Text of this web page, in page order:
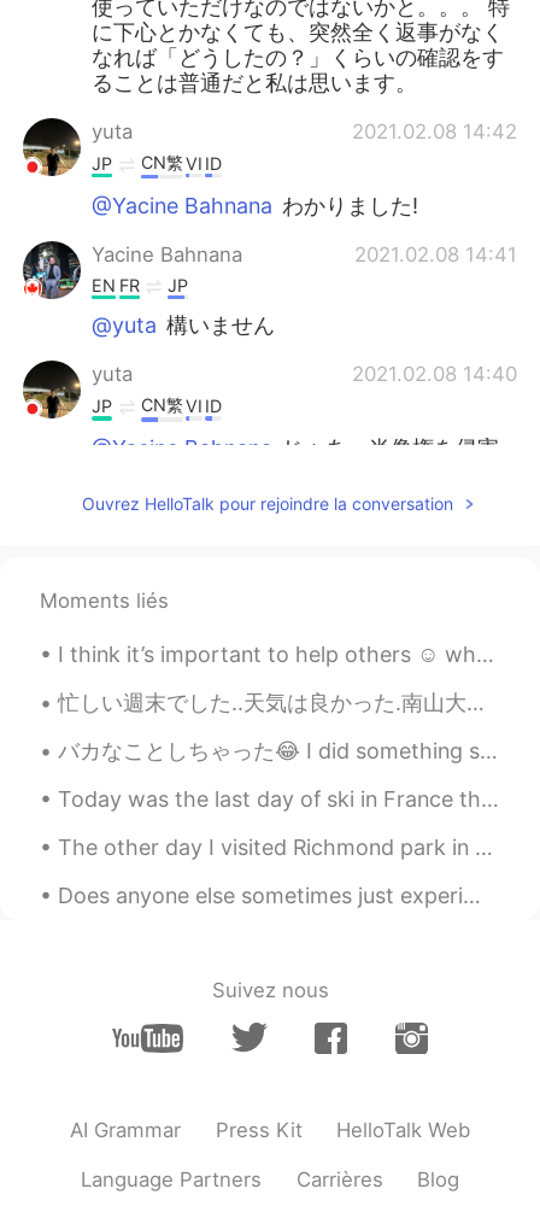
使っていただけなのではないかと。。。 特
に下心とかなくても、突然全く返事がなく
なれば「どうしたの？」くらいの確認をす
ることは普通だと私は思います。
yuta 2021.02.08 14:42
JP CN繁VI ID
@Yacine Bahnana わかりました!
Yacine Bahnana 2021.02.08 14:41
EN FR JP
@yuta 構いません
yuta 2021.02.08 14:40
JP CN繁VI ID
@Yacine Bahnana
じゃあ、肖像権を侵害
としてるので、いろんなところにあなたの
ENFR
@Ash 果たして英語の勉強はできましたの
かと！
Yacine Bahnana 2021.02.08 14:38
ENFR JP
@Lisa thanks 😅
Yacine Bahnana 2021.02.08 14:34
@yutaはい、消しません。変な人は変な事
@Yacine Bahnana
カナダって肖像権とか
で、消すことをオススメします😉
Lisa 2021.02.08 14:31
Ouvrez HelloTalk pour rejoindre la conversation
Moments liés
I think it’s important to help others ☺️ when we are kind, friendly and caring for others we also...
忙しい週末でした..天気は良かった.南山大学でラクロスをしました,ゲームに勝った9-6🥍 その後三重に行き友達とカフェで食事をしました! おいしかったです! マフィンとキャロットケーキを食べま...
バカなことしちゃった😂 I did something stupid 今朝、軽食でこんな辛いカシューを食べた This morning, I had this kind of spicy c...
Today was the last day of ski in France this year for me🇫🇷🇫🇷🇫🇷🇫🇷. The weather was perfect!! The s...
The other day I visited Richmond park in London. Insanely big park, but I definitely recommend go...
Does anyone else sometimes just experiment and see how things turn out? I had a lot of veggies a...
Suivez nous
AI Grammar Press Kit HelloTalk Web
Language Partners Carrières Blog